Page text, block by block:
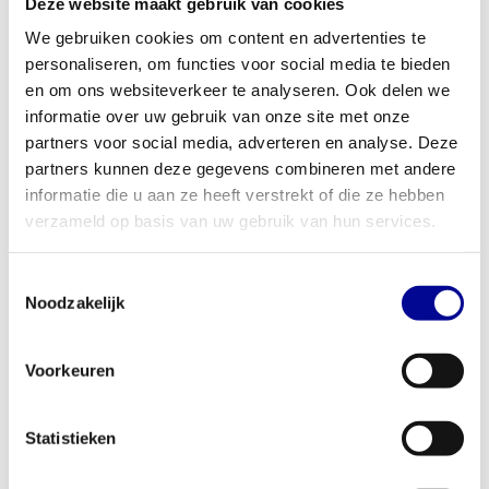
We gebruiken cookies om content en advertenties te
personaliseren, om functies voor social media te bieden
en om ons websiteverkeer te analyseren. Ook delen we
informatie over uw gebruik van onze site met onze
partners voor social media, adverteren en analyse. Deze
partners kunnen deze gegevens combineren met andere
informatie die u aan ze heeft verstrekt of die ze hebben
verzameld op basis van uw gebruik van hun services.
Noodzakelijk
Voorkeuren
Statistieken
sporters. Je kunt de weerstand nauwkeurig aanpassen aan jouw
niveau, wat het een ideaal onderdeel maakt van elk
trainingsprogramma voor hetbovenlichaam.
Perfect voor thuis en professioneel gebruik
Dankzij de robuuste constructie is dit krachtstation gebouwd voor
intensief en langdurig gebruik. Dat maakt het een uitstekende
investering voor uiteenlopende omgevingen. Ben je een serieuze
thuissporter die geen concessies wil doen aan kwaliteit? Dan past
dit apparaat perfect in jouw schema. Voor zakelijke klanten, zoals
bedrijfsfitnessruimtes, is de Selection Delts Machine een
, van koop en lease tot complete
Jouw partner in professionele fitnessapparatuur
Bij Best Buy Fitness hebben we meer dan 28 jaar ervaring met
het selecteren en reviseren van professionele fitnessapparatuur.